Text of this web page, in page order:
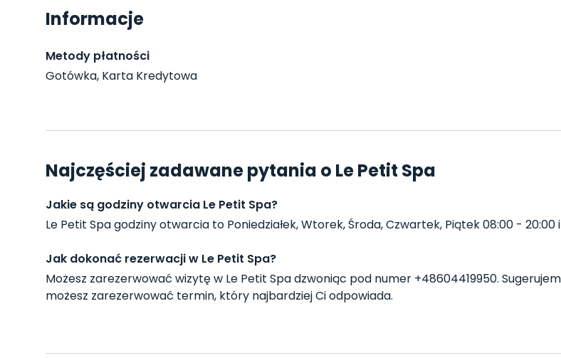
Informacje
Metody płatności
Gotówka, Karta Kredytowa
Najczęściej zadawane pytania o Le Petit Spa
Jakie są godziny otwarcia Le Petit Spa?
Le Petit Spa godziny otwarcia to Poniedziałek, Wtorek, Środa, Czwartek, Piątek 08:00 - 20:00
Jak dokonać rezerwacji w Le Petit Spa?
Możesz zarezerwować wizytę w Le Petit Spa dzwoniąc pod numer +48604419950.
możesz zarezerwować termin, który najbardziej Ci odpowiada.